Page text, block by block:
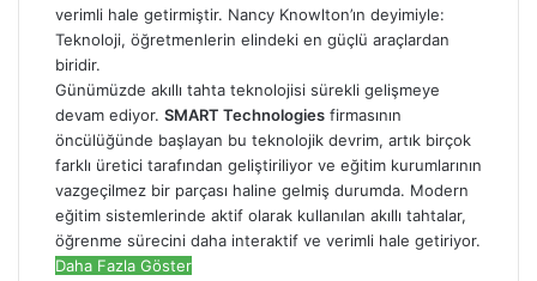
verimli hale getirmiştir. Nancy Knowlton’ın deyimiyle:
Teknoloji, öğretmenlerin elindeki en güçlü araçlardan
biridir.
Günümüzde akıllı tahta teknolojisi sürekli gelişmeye
devam ediyor. SMART Technologies firmasının
öncülüğünde başlayan bu teknolojik devrim, artık birçok
farklı üretici tarafından geliştiriliyor ve eğitim kurumlarının
vazgeçilmez bir parçası haline gelmiş durumda. Modern
eğitim sistemlerinde aktif olarak kullanılan akıllı tahtalar,
öğrenme sürecini daha interaktif ve verimli hale getiriyor.
Daha Fazla Göster